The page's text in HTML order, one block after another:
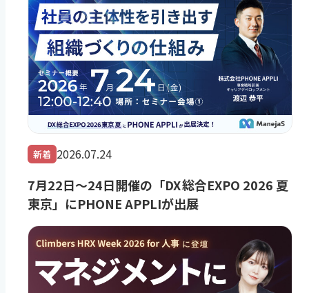
新着 2026.07.24
7月22日～24日開催の「DX 総合EXPO 2026 夏
東京」にPHONE APPLIが出展